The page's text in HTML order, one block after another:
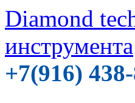
Diamond
инструмента
+7(916)